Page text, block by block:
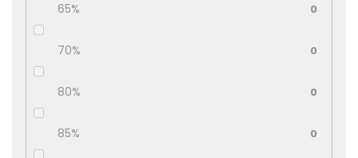
65% 0
70% 0
80% 0
85% 0